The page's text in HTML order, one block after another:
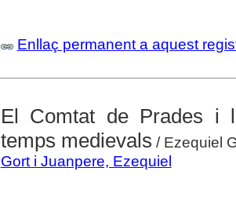
Enllaç permanent a aquest
El Comtat de Prades i
temps medievals / Ezequiel
Gort i Juanpere, Ezequiel